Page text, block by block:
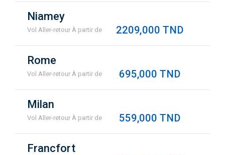
Niamey
Vol Aller-retour À partir de 2209,000 TND
Rome
Vol Aller-retour À partir de 695,000 TND
Milan
Vol Aller-retour À partir de 559,000 TND
Francfort